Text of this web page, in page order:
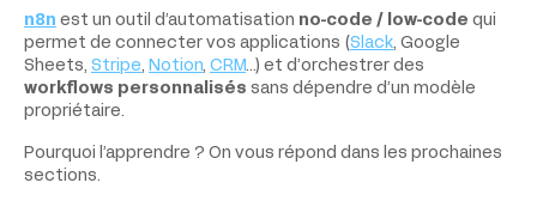
n8n est un outil d’automatisation no-code / low-code qui
permet de connecter vos applications (Slack , Google
Sheets, Stripe Notion CRM …) et d’orchestrer des
workflows personnalisés sans dépendre d’un modèle
propriétaire.
Pourquoi l’apprendre ? On vous répond dans les prochaines
sections.